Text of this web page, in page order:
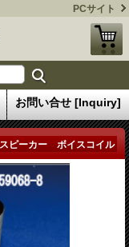
PCサイト
お問い合せ [Inquiry]
スピーカー ボイスコイル